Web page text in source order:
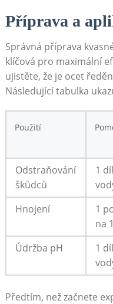
Příprava a
Správná příprava
klíčová pro maximální
ujistěte, že je ocet
Následující ​tabulka⁢
Použití
Odstraňování
škůdců
1
Hnojení
1
na
Údržba pH
1⁣
Předtím, než začnete